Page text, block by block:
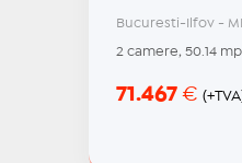
Bucuresti-Ilfov -
2 camere, 50.14
71.467 €